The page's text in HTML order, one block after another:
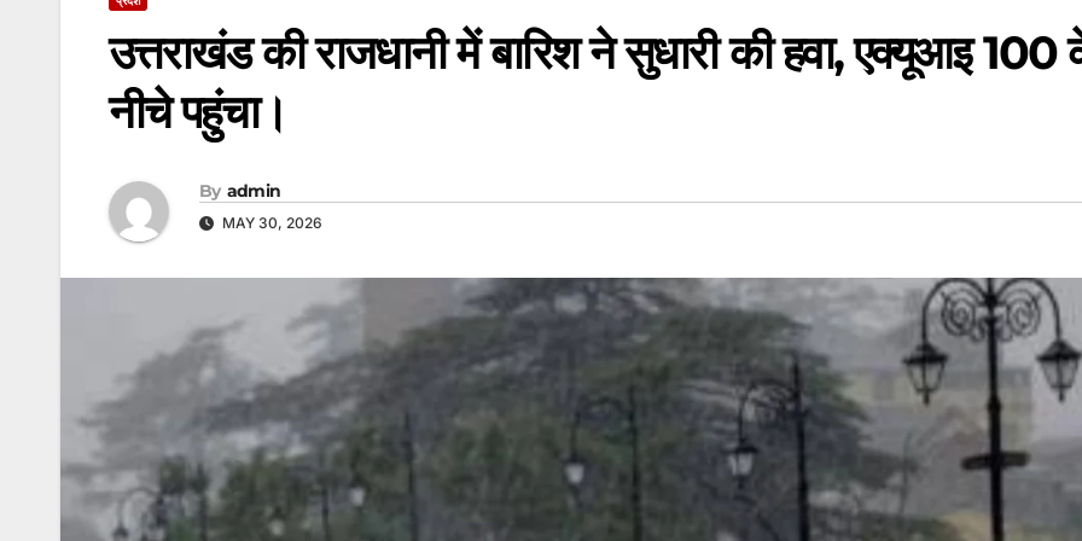
उत्तराखंड की राजधानी में बारिश ने सुधारी की हवा, एक्यूआइ 100
नीचे पहुंचा।
By admin
MAY 30, 2026